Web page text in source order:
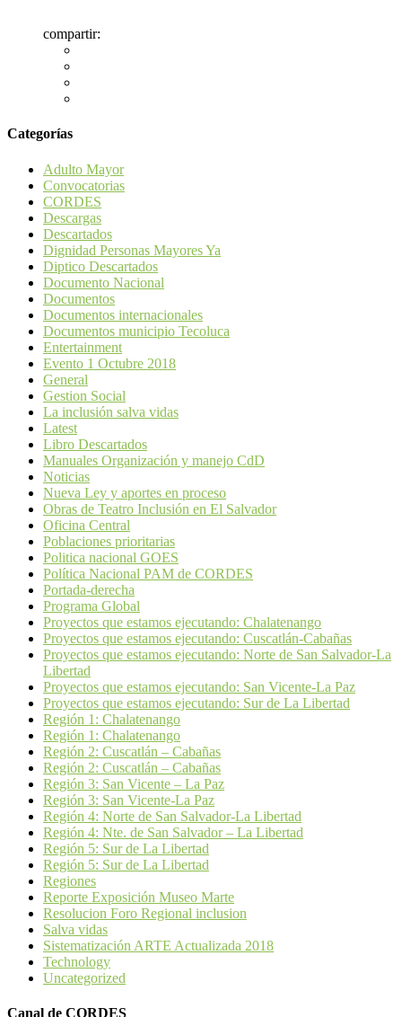
compartir:
Categorías
Adulto Mayor
Convocatorias
CORDES
Descargas
Descartados
Dignidad Personas Mayores Ya
Diptico Descartados
Documento Nacional
Documentos
Documentos internacionales
Documentos municipio Tecoluca
Entertainment
Evento 1 Octubre 2018
General
Gestion Social
La inclusión salva vidas
Latest
Libro Descartados
Manuales Organización y manejo CdD
Noticias
Nueva Ley y aportes en proceso
Obras de Teatro Inclusión en El Salvador
Oficina Central
Poblaciones prioritarias
Politica nacional GOES
Política Nacional PAM de CORDES
Portada-derecha
Programa Global
Proyectos que estamos ejecutando: Chalatenango
Proyectos que estamos ejecutando: Cuscatlán-Cabañas
Proyectos que estamos ejecutando: Norte de San Salvador-La
Libertad
Proyectos que estamos ejecutando: San Vicente-La Paz
Proyectos que estamos ejecutando: Sur de La Libertad
Región 1: Chalatenango
Región 1: Chalatenango
Región 2: Cuscatlán – Cabañas
Región 2: Cuscatlán – Cabañas
Región 3: San Vicente – La Paz
Región 3: San Vicente-La Paz
Región 4: Norte de San Salvador-La Libertad
Región 4: Nte. de San Salvador – La Libertad
Región 5: Sur de La Libertad
Región 5: Sur de La Libertad
Regiones
Reporte Exposición Museo Marte
Resolucion Foro Regional inclusion
Salva vidas
Sistematización ARTE Actualizada 2018
Technology
Uncategorized
Canal de CORDES